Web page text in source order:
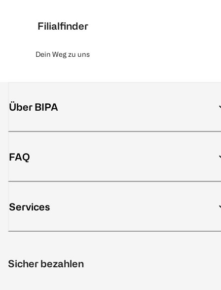
Filialfinder
Dein Weg zu uns
Über BIPA
FAQ
Services
Sicher bezahlen